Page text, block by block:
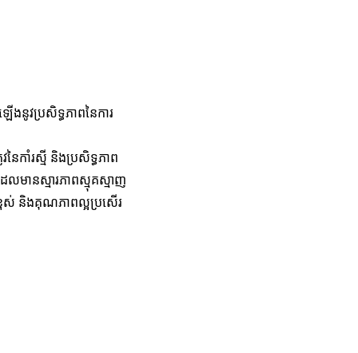
ងនូវប្រសិទ្ធភាពនៃការ
នៃកាំរស្មី និងប្រសិទ្ធភាព
លមានស្មារភាពស្មុគស្មាញ
ស់ និងគុណភាពល្អប្រសើរ